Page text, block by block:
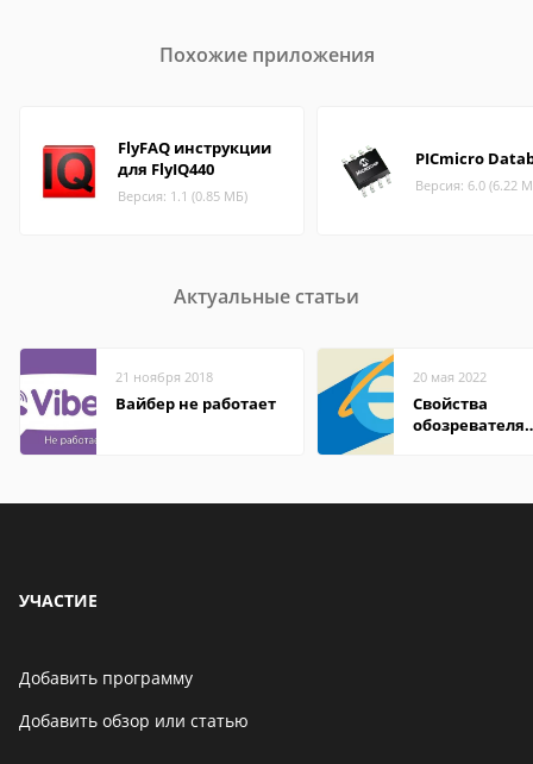
Похожие приложения
FlyFAQ инструкции
для FlyIQ440
Версия: 1.1 (0.85 МБ)
PICmicro
Версия: 6.0 (6.22
Актуальные статьи
21 ноября 2018
Вайбер не работает
20 мая 2022
Свойства
обозревателя
УЧАСТИЕ
Добавить программу
Добавить обзор или статью